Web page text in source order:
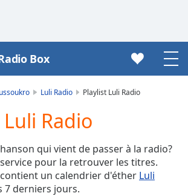
Box
Luli Radio Playlist Luli Radio
Radio
qui vient de passer à la radio?
pour la retrouver les titres.
un calendrier d'éther Luli
7 derniers jours.